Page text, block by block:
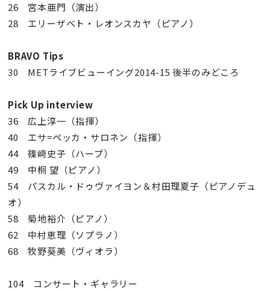
26 宮本亜門（演出）
28 エリーザベト・レオンスカヤ（ピアノ）
BRAVO Tips
30 METライブビューイング2014-15 後半のみどころ
Pick Up interview
36 広上淳一（指揮）
40 エサ=ペッカ・サロネン（指揮）
44 篠﨑史子（ハープ）
49 中桐 望（ピアノ）
54 パスカル・ドゥヴァイヨン＆村田理夏子（ピアノデュ
オ）
58 菊地裕介（ピアノ）
62 中村恵理（ソプラノ）
68 牧野葵美（ヴィオラ）
104 コンサート・ギャラリー